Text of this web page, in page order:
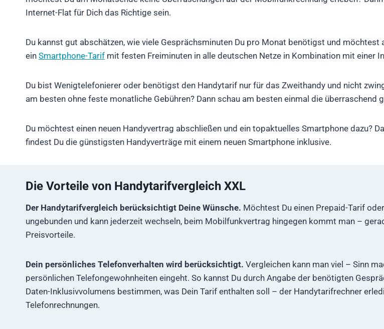
Internet-Flat für Dich das Richtige sein.
Du kannst gut abschätzen, wie viele Gesprächsminuten Du pro Monat benötigst und
ein Smartphone-Tarif mit festen Freiminuten in alle deutschen Netze in Kombination mit einer
Du bist Wenigtelefonierer oder benötigst den Handytarif nur für das Zweithandy und nicht
am besten ohne feste monatliche Gebühren? Dann schau am besten einmal die überraschend
Du möchtest einen neuen Handyvertrag abschließen und ein topaktuelles Smartphone dazu?
findest Du die günstigsten Handyverträge mit einem neuen Smartphone inklusive.
Die Vorteile von Handytarifvergleich XXL
Der Handytarifvergleich berücksichtigt Deine Wünsche. Möchtest Du einen Prepaid-Tarif
ungebunden und kann jederzeit wechseln, beim Mobilfunkvertrag hingegen kommt man –
Preisvorteile.
Dein persönliches Telefonverhalten wird berücksichtigt. Vergleichen kann man viel – Sinn
persönlichen Telefongewohnheiten eingeht. So kannst Du durch Angabe der benötigten
Daten-Inklusivvolumens bestimmen, was Dein Tarif enthalten soll – der Handytarifrechner
Telefonrechnungen.